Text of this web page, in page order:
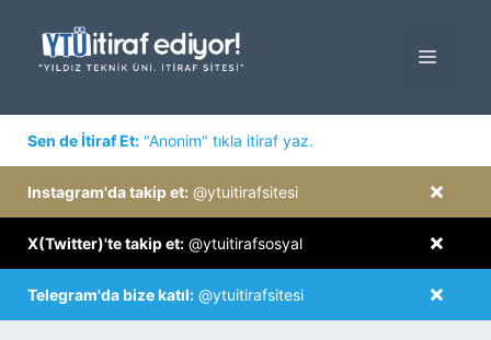
MENÜ
Sen de İtiraf Et: "Anonim" tıkla itiraf yaz.
×
Instagram'da takip et: @ytuitirafsitesi
×
X(Twitter)'te takip et: @ytuitirafsosyal
×
Telegram'da bize katıl: @ytuitirafsitesi